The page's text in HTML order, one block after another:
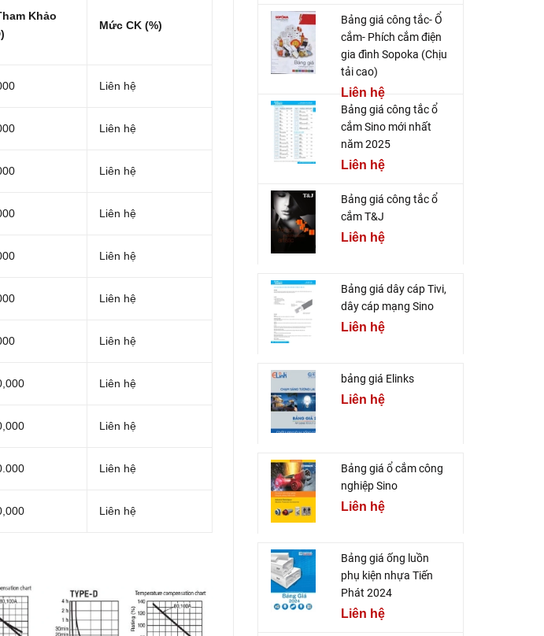
Khảo
Mức CK (%)
Liên hệ
Liên hệ
Liên hệ
Liên hệ
Liên hệ
Liên hệ
Liên hệ
Liên hệ
Liên hệ
Liên hệ
Liên hệ
Bảng giá công tắc- Ổ
cắm- Phích cắm điện
gia đình Sopoka (Chịu
tải cao)
Liên hệ
Bảng giá công tắc ổ
cắm Sino mới nhất
năm 2025
Liên hệ
Bảng giá công tắc ổ
cắm T&J
Liên hệ
Bảng giá dây cáp Tivi,
dây cáp mạng Sino
Liên hệ
bảng giá Elinks
Liên hệ
Bảng giá ổ cắm công
nghiệp Sino
Liên hệ
Bảng giá ống luồn
phụ kiện nhựa Tiến
Phát 2024
Liên hệ